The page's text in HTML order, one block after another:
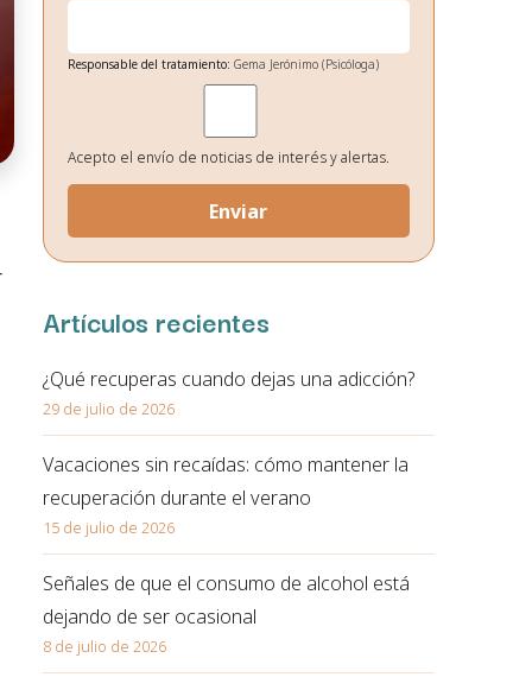
Responsable del tratamiento: Gema Jerónimo (Psicóloga)
Gestión de envío de noticias de interés.
Destinatarios de los datos:
No existe ninguna cesión de datos
prevista, salvo obligación legal.
Derechos:
supresión, oposición, portabilidad y retirada de
consentimiento de sus datos personales en la dirección de
Acepto el envío de noticias de interés y alertas.
Artículos recientes
¿Qué recuperas cuando dejas una adicción?
29 de julio de 2026
Vacaciones sin recaídas: cómo mantener la
recuperación durante el verano
15 de julio de 2026
Señales de que el consumo de alcohol está
dejando de ser ocasional
8 de julio de 2026